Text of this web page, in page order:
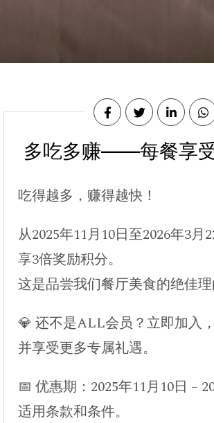
多吃多赚——每餐享
吃得越多，赚得越快！
从2025年11月10日至2026年3月
享3倍奖励积分。
这是品尝我们餐厅美食的绝佳理
💎 还不是ALL会员？立即加入
并享受更多专属礼遇。
📅 优惠期：2025年11月10日 –
适用条款和条件。